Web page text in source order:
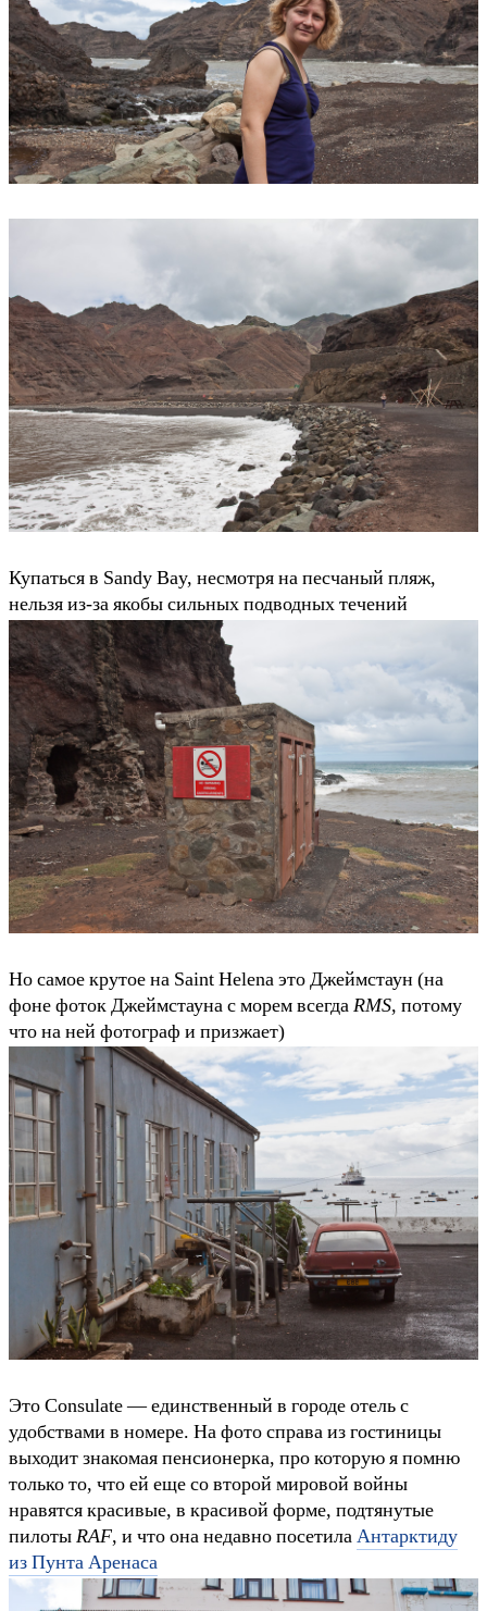
Купаться в Sandy Bay, несмотря на песчаный пляж,
нельзя из-за якобы сильных подводных течений
Но самое крутое на Saint Helena это Джеймстаун (на
фоне фоток Джеймстауна с морем всегдаRMS, потому
что на ней фотограф и призжает)
Это Consulate — единственный в городе отель с
удобствами в номере. На фото справа из гостиницы
выходит знакомая пенсионерка, про которую я помню
только то, что ей еще со второй мировой войны
нравятся красивые, в красивой форме, подтянутые
пилотыRAF, и что она недавно посетилаАнтарктиду
из Пунта Аренаса